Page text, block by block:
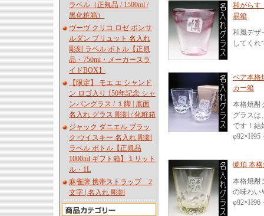
ラベル（正規品 / 1500ml /
黒化粧箱）
ヴーヴ クリコ ロゼ ポンサ
ルダン ブリュット 名入れ
彫刻 ラベル ボトル【正規
品・750ml・メーカースラ
イドBOX】
【限定】 モエ エ シャンド
ン ロゴ入り 150年記念 シャ
ンパングラス / １脚 | 底面
名入れ グラス 彫刻 / 化粧箱
ジャック ダニエル ブラッ
ク ウイスキー 名入れ 彫刻
ラベル ボトル【正規品
1000ml ギフト箱】１リット
ル・1L
麻雀牌 携帯ストラップ 2
文字 | 名入れ 彫刻
和がらす
易箱
和風デザ
してくれ
ペア本格
カー箱
本格焼酎
グラスは
です！結
φ92×H95
琥珀 本
本格焼酎
の味わい
φ92×H96